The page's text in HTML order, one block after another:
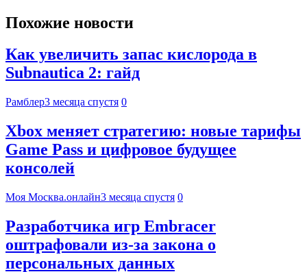
Похожие новости
Как увеличить запас кислорода в
Subnautica 2: гайд
Рамблер3 месяца спустя 0
Xbox меняет стратегию: новые тарифы
Game Pass и цифровое будущее
консолей
Моя Москва.онлайн3 месяца спустя 0
Разработчика игр Embracer
оштрафовали из-за закона о
персональных данных